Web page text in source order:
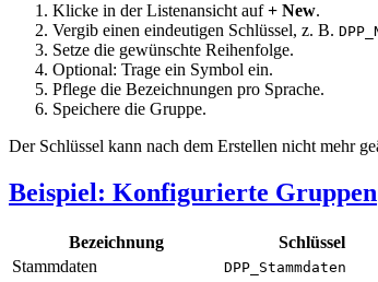
Klicke in der Listenansicht auf+ New.
Vergib einen eindeutigen Schlüssel, z. B.
Setze die gewünschte Reihenfolge.
Optional: Trage ein Symbol ein.
Pflege die Bezeichnungen pro Sprache.
Speichere die Gruppe.
Der Schlüssel kann nach dem Erstellen nicht mehr
Beispiel: Konfigurierte Gruppen
Bezeichnung Schlüssel
Stammdaten
DPP_Stammdaten